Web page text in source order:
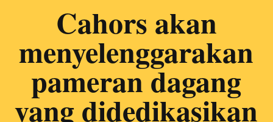
MARKETING & DIGITAL
TECHNOLOGIE
À PROPOS
Cahors akan
menyelenggarakan
pameran dagang
yang didedikasikan